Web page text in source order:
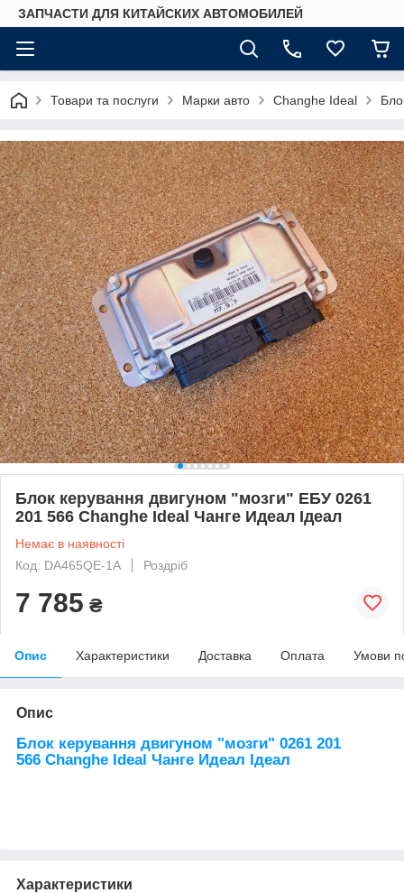
ЗАПЧАСТИ ДЛЯ КИТАЙСКИХ АВТОМОБИЛЕЙ
Товари та послуги Марки авто Changhe Ideal
Блок керування двигуном "мозги" ЕБУ 0261
201 566 Changhe Ideal Чанге Идеал Ідеал
Немає в наявності
Код: DA465QE-1A
Роздріб
7 785 ₴
Опис Характеристики Доставка Оплата Умови
Опис
Блок керування двигуном "мозги" 0261 201
566 Changhe Ideal Чанге Идеал Ідеал
Характеристики